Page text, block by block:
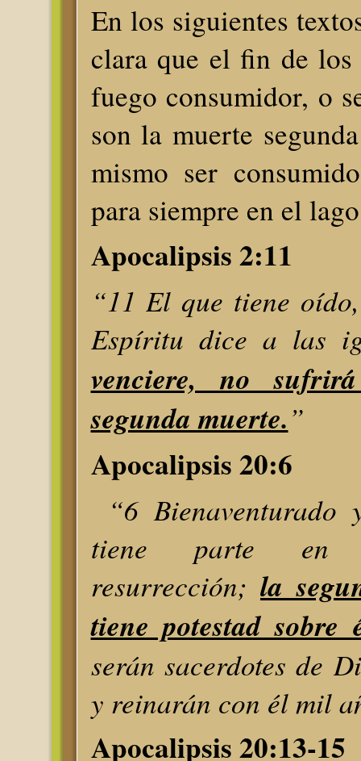
En los siguientes
clara que el fin de los
fuego consumidor, o
son la muerte
mismo ser
para siempre en el
Apocalipsis 2:11
“11 El que tiene
Espíritu dice a las
venciere, no
segunda muerte.”
Apocalipsis 20:6
“6
tiene parte en
resurrección; la
tiene potestad sobre
serán sacerdotes de
y reinarán con él mil
Apocalipsis 20:13-15